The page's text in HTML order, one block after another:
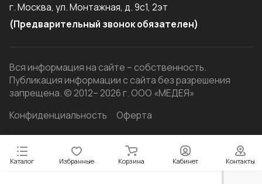
Каталог Избранные Корзина Кабинет Контакты
г. Москва, ул. Монтажная, д. 9с1, 2эт
(Предварительный звонок обязателен)
Вся информация на сайте – собственность.
Публикация информации с сайта без разрешения
запрещена. © 2012– 2026 г. ООО «МЕДЕЯ»
Конфиденциальность
Оферта